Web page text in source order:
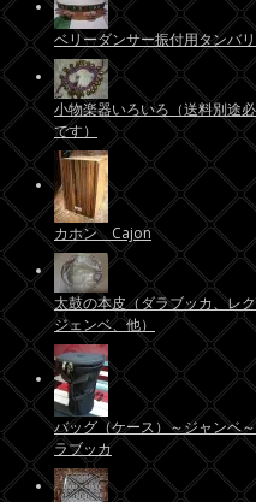
ベリーダンサー振付用タンバ
小物楽器いろいろ（送料別途
です）
カホン Cajon
太鼓の本皮（ダラブッカ、レク
ジェンベ、他）
バッグ（ケース）～ジャンベ
ラブッカ